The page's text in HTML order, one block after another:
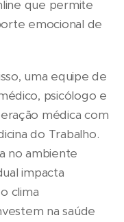
que permite
emocional de
uma equipe de
psicólogo e
médica com
do Trabalho.
no ambiente
impacta
clima
na saúde